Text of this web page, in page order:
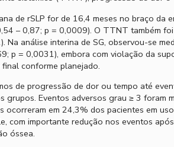
de rSLP for de 16,4 meses no braço da
– 0,87; p = 0,0009). O TTNT também
Na análise interina de SG, observou-se
p = 0,0031), embora com violação da
final conforme planejado.
de progressão de dor ou tempo até
grupos. Eventos adversos grau ≥ 3 foram
ocorreram em 24,3% dos pacientes em
com importante redução nos eventos
óssea.